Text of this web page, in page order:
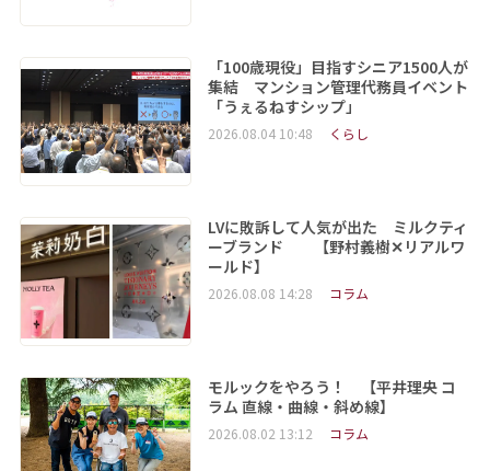
「100歳現役」目指すシニア1500人が
集結 マンション管理代務員イベント
「うぇるねすシップ」
2026.08.04 10:48 くらし
LVに敗訴して人気が出た ミルクティ
ーブランド 【野村義樹✕リアルワ
ールド】
2026.08.08 14:28 コラム
モルックをやろう！ 【平井理央 コ
ラム 直線・曲線・斜め線】
2026.08.02 13:12 コラム